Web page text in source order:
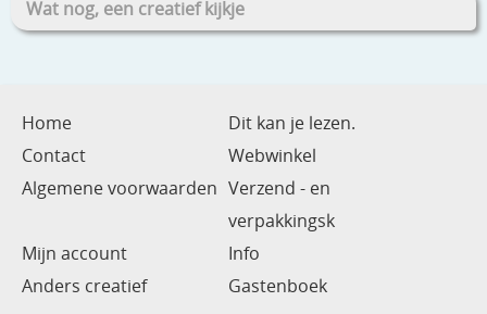
Wat nog, een creatief kijkje
Home
Dit kan je lezen.
Contact
Webwinkel
Algemene voorwaarden Verzend - en
verpakkingsk
Mijn account
Info
Anders creatief
Gastenboek